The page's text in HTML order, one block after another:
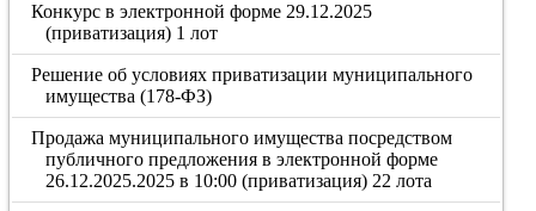
Конкурс в электронной форме 29.12.2025
(приватизация) 1 лот
Решение об условиях приватизации муниципального
имущества (178-ФЗ)
Продажа муниципального имущества посредством
публичного предложения в электронной форме
26.12.2025.2025 в 10:00 (приватизация) 22 лота